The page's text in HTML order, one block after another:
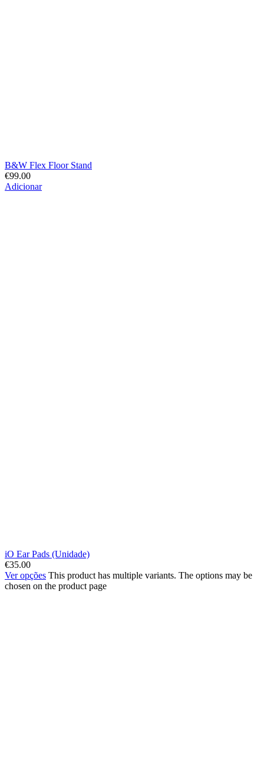
B&W Flex Floor Stand
€99.00
Adicionar
iO Ear Pads (Unidade)
€35.00
Ver opções This product has multiple variants. The options may be
chosen on the product page